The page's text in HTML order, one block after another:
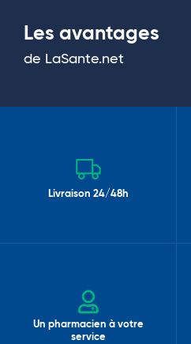
Les avantages
de LaSante.net
Livraison 24/48h
Un pharmacien à votre
service